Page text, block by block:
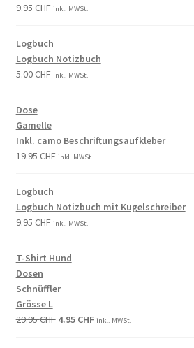
9.95 CHF inkl. MWSt.
Logbuch
Logbuch Notizbuch
5.00CHF inkl. MWSt.
Dose
Gamelle
Inkl. camo Beschriftungsaufkleber
19.95 CHF inkl. MWSt.
Logbuch
Logbuch Notizbuch mit Kugelschreiber
9.95 CHF inkl. MWSt.
T-Shirt Hund
Dosen
Schnüffler
Grösse L
29.95CHF 4.95 CHF inkl. MWSt.